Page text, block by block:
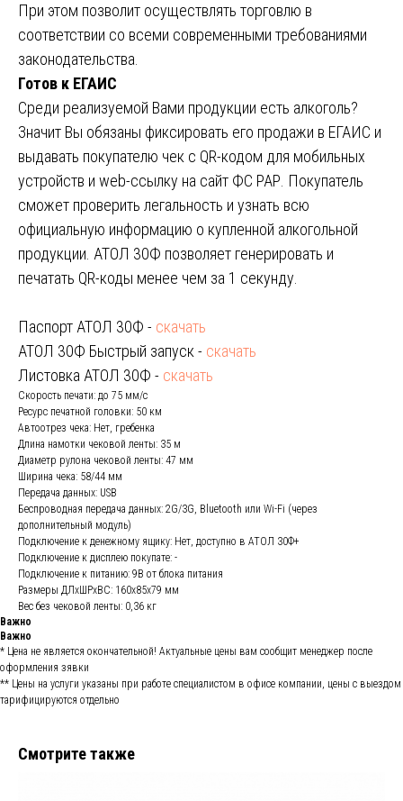
При этом позволит осуществлять торговлю в
соответствии со всеми современными требованиями
законодательства.
Готов к ЕГАИС
Среди реализуемой Вами продукции есть алкоголь?
Значит Вы обязаны фиксировать его продажи в ЕГАИС и
выдавать покупателю чек с QR-кодом для мобильных
устройств и web-ссылку на сайт ФС РАР. Покупатель
сможет проверить легальность и узнать всю
официальную информацию о купленной алкогольной
продукции. АТОЛ 30Ф позволяет генерировать и
печатать QR-коды менее чем за 1 секунду.
Паспорт АТОЛ 30Ф - скачать
АТОЛ 30Ф Быстрый запуск - скачать
Листовка АТОЛ 30Ф - скачать
Скорость печати: до 75 мм/с
Ресурс печатной головки: 50 км
Автоотрез чека: Нет, гребенка
Длина намотки чековой ленты: 35 м
Диаметр рулона чековой ленты: 47 мм
Ширина чека: 58/44 мм
Передача данных: USB
Беспроводная передача данных: 2G/3G, Bluetooth или Wi-Fi (через
дополнительный модуль)
Подключение к денежному ящику: Нет, доступно в АТОЛ 30Ф+
Подключение к дисплею покупате: -
Подключение к питанию: 9В от блока питания
Размеры ДЛхШРхВС: 160х85х79 мм
Вес без чековой ленты: 0,36 кг
Важно
Важно
* Цена не является окончательной! Актуальные цены вам сообщит менеджер после
оформления зявки
** Цены на услуги указаны при работе специалистом в офисе компании, цены с выездом
тарифицируются отдельно
Смотрите также